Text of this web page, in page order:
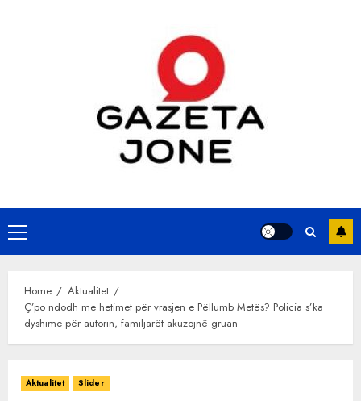
Primary
Menu
Home
Aktualitet
Ç’po ndodh me hetimet për vrasjen e Pëllumb Metës? Policia s’ka
dyshime për autorin, familjarët akuzojnë gruan
Aktualitet Slider